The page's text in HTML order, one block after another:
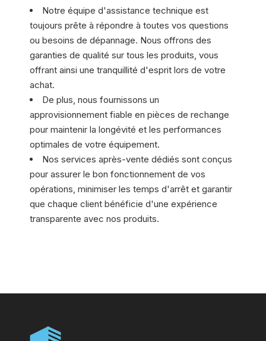
Notre équipe d'assistance technique est
toujours prête à répondre à toutes vos questions
ou besoins de dépannage. Nous offrons des
garanties de qualité sur tous les produits, vous
offrant ainsi une tranquillité d'esprit lors de votre
achat.
De plus, nous fournissons un
approvisionnement fiable en pièces de rechange
pour maintenir la longévité et les performances
optimales de votre équipement.
Nos services après-vente dédiés sont conçus
pour assurer le bon fonctionnement de vos
opérations, minimiser les temps d'arrêt et garantir
que chaque client bénéficie d'une expérience
transparente avec nos produits.